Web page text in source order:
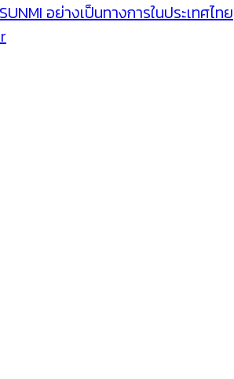
อย่างเป็นทางการในประเทศไทย